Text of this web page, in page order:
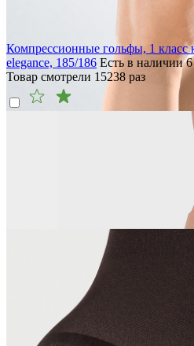
Компрессионные гольфы, 1
elegance, 185/186 Есть в наличии
Товар смотрели 15238 раз